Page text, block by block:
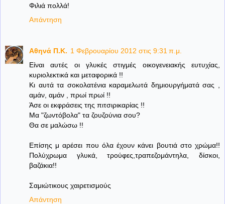
Φιλιά πολλά!
Απάντηση
Aθηνά Π.Κ. 1 Φεβρουαρίου 2012 στις 9:31 π.μ.
Είναι αυτές οι γλυκές στιγμές οικογενειακής ευτυχίας,
κυριολεκτικά και μεταφορικά !!
Κι αυτά τα σοκολατένια καραμελωτά δημιουργήματά σας ,
αμάν, αμάν , πρωί πρωί !!
Άσε οι εκφράσεις της πιτσιρικαρίας !!
Μα "ζωντόβολα" τα ζουζούνια σου?
Θα σε μαλώσω !!
Επίσης μ αρέσει που όλα έχουν κάνει βουτιά στο χρώμα!!
Πολύχρωμα γλυκά, τρούφες,τραπεζομάντηλα, δίσκοι,
βαζάκια!!
Σαμιώτικους χαιρετισμούς
Απάντηση